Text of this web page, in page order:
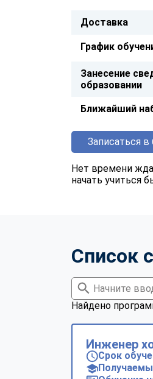
Доставка
График
Занесение
образовании
Ближайший
Записаться
Нет времени
начать учиться
Список
Найдено
Инженер
Срок